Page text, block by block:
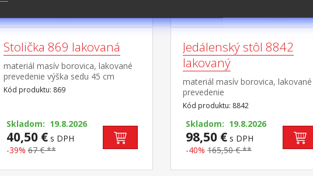
Stolička 869 lakovaná
materiál masív borovica, lakované
prevedenie výška sedu 45 cm
Kód produktu: 869
Skladom: 19.8.2026
40,50 €s DPH
-39% 67 € **
Jedálenský stôl 8842
lakovaný
materiál masív borovica, lakované
prevedenie
Kód produktu: 8842
Skladom: 19.8.2026
98,50 € s DPH
-40% 165,50 € **